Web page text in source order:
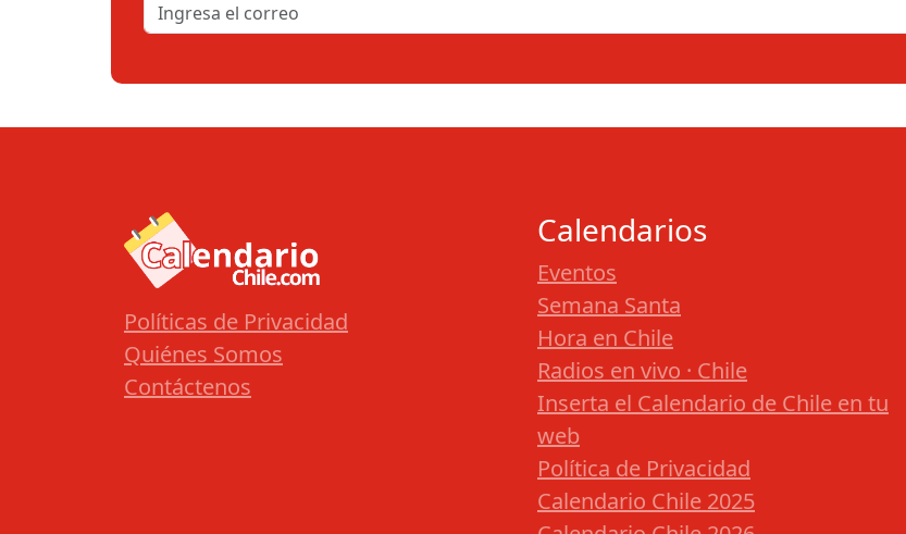
Políticas de Privacidad
Quiénes Somos
Contáctenos
Calendarios
Eventos
Semana Santa
Hora en Chile
Radios en vivo · Chile
Inserta el Calendario de Chile en tu
web
Política de Privacidad
Calendario Chile 2025